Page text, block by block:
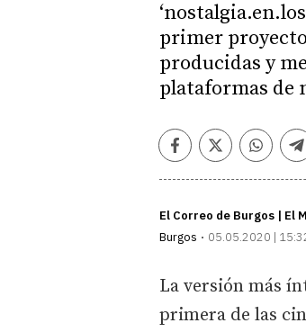
primer
producidas y
plataformas de
Facebook
Twitter
El Correo de Burgos | El
Burgos
05.05.2020 |
La versión más
primera de las